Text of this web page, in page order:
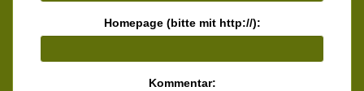
Homepage (bitte mit http://):
Kommentar: